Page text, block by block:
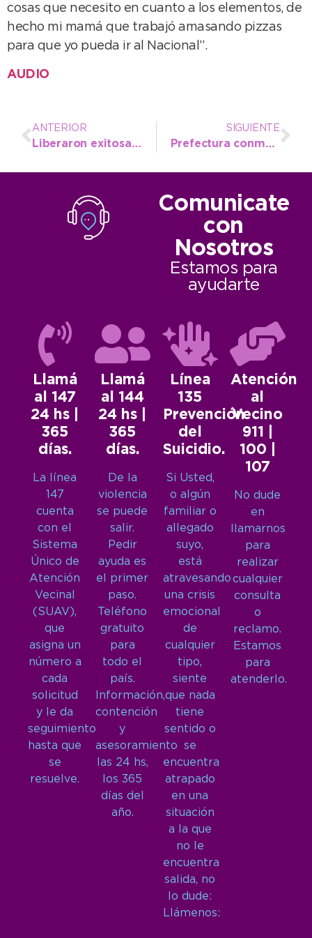
cosas que necesito en cuanto a los elementos, de
hecho mi mamá que trabajó amasando pizzas
para que yo pueda ir al Nacional”.
AUDIO
ANTERIOR
Liberaron exitosamente al puma encontrado en Juan N. Fernández
SIGUIENTE
Prefectura conmemoró un nuevo aniversario de su participación en la Guerra de Malvinas
Comunicate
con
Nosotros
Estamos para
ayudarte
Llamá
al 147
24 hs |
365
días.
La línea
147
cuenta
con el
Sistema
Único de
Atención
Vecinal
(SUAV),
que
asigna un
número a
cada
solicitud
y le da
seguimiento
hasta que
se
resuelve.
Llamá
al 144
24 hs |
365
días.
De la
violencia
se puede
salir.
Pedir
ayuda es
el primer
paso.
Teléfono
gratuito
para
todo el
país.
Información,
contención
y
asesoramiento
las 24 hs,
los 365
días del
año.
Línea
135
Prevención
del
Suicidio.
Si Usted,
o algún
familiar o
allegado
suyo,
está
atravesando
una crisis
emocional
de
cualquier
tipo,
siente
que nada
tiene
sentido o
se
encuentra
atrapado
en una
situación
a la que
no le
encuentra
salida, no
lo dude:
Llámenos:
Atención
al
Vecino
911 |
100 |
107
No dude
en
llamarnos
para
realizar
cualquier
consulta
o
reclamo.
Estamos
para
atenderlo.